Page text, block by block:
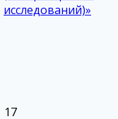
исследований)»
17